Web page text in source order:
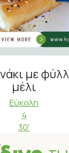
με
μέλι
Εύκολη
4
30'